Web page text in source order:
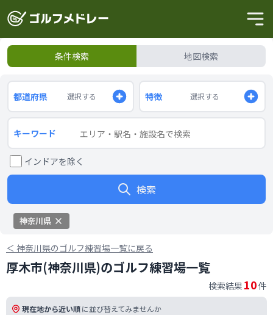
条件検索 地図検索
都道府県 選択する 特徴 選択する
キーワード
インドアを除く
検索
神奈川県
＜ 神奈川県のゴルフ練習場一覧に戻る
厚木市(神奈川県)のゴルフ練習場一覧
検索結果 10件
現在地から近い順に並び替えてみませんか